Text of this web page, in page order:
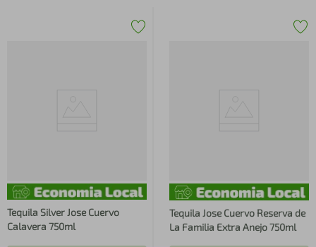
Tequila Silver Jose Cuervo
Calavera 750ml
Tequila Jose Cuervo Reserva de
La Familia Extra Anejo 750ml